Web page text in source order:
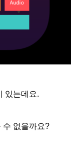
있는데요.
수 없을까요?